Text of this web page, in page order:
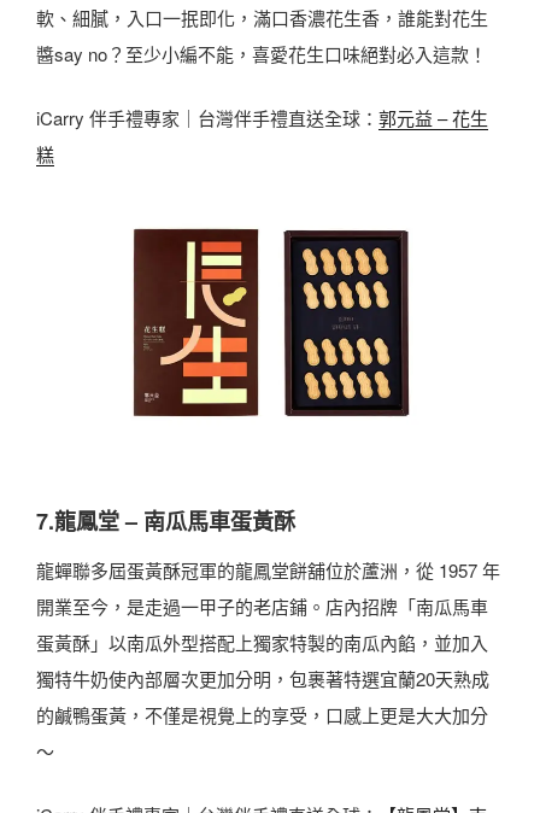
軟、細膩，入口一抿即化，滿口香濃花生香，誰能對花生
醬say no？至少小編不能，喜愛花生口味絕對必入這款！
iCarry 伴手禮專家｜台灣伴手禮直送全球： 郭元益 – 花生
糕
7.龍鳳堂 – 南瓜馬車蛋黃酥
龍蟬聯多屆蛋黃酥冠軍的龍鳳堂餅舖位於蘆洲，從 1957 年
開業至今，是走過一甲子的老店鋪。店內招牌「南瓜馬車
蛋黃酥」以南瓜外型搭配上獨家特製的南瓜內餡，並加入
獨特牛奶使內部層次更加分明，包裹著特選宜蘭20天熟成
的鹹鴨蛋黃，不僅是視覺上的享受，口感上更是大大加分
～